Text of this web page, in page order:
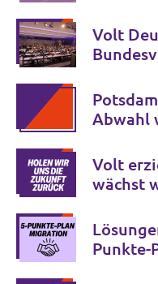
in
Volt
Abwahl
Volt
wächst
Punkte-